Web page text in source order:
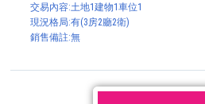
交易內容:土地1建物1車位1
現況格局:有(3房2廳2衛)
銷售備註:無